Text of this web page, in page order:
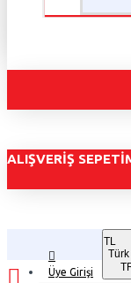
ALIŞVERIŞ
Üye Girişi
TL
Türk